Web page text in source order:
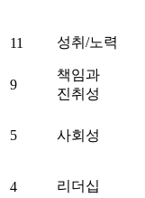
11 성취/노력
9
책임과
진취성
5 사회성
4 리더십